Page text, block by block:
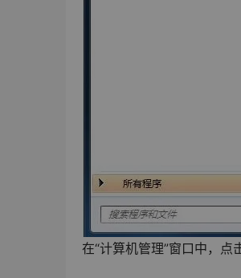
在“计算机管理”窗口中，点